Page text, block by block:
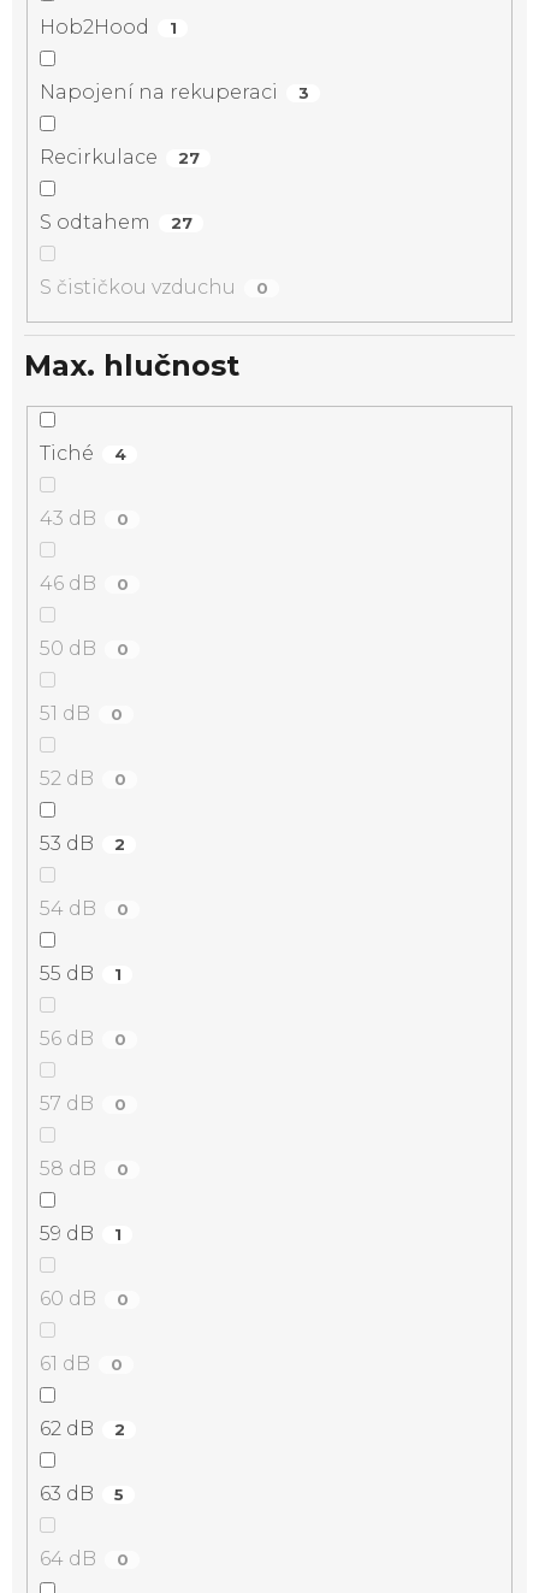
Hob2Hood 1
Napojení na rekuperaci 3
Recirkulace 27
S odtahem 27
S čističkou vzduchu 0
Max. hlučnost
Tiché 4
43 dB 0
46 dB 0
50 dB 0
51 dB 0
52 dB 0
53 dB 2
54 dB 0
55 dB 1
56 dB 0
57 dB 0
58 dB 0
59 dB 1
60 dB 0
61 dB 0
62 dB 2
63 dB 5
64 dB 0